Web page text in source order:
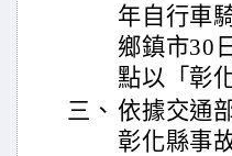
年自行車
鄉鎮市30
點以「彰
三、 依據交通
彰化縣事